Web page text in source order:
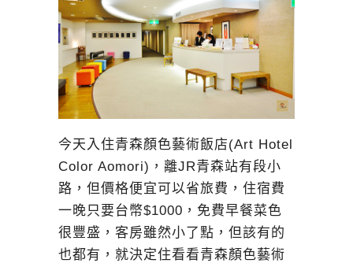
今天入住青森顏色藝術飯店(Art Hotel
Color Aomori)，離JR青森站有段小
路，但價格便宜可以省旅費，住宿費
一晚只要台幣$1000，免費早餐菜色
很豐盛，客房雖然小了點，但該有的
也都有，就決定住看看青森顏色藝術